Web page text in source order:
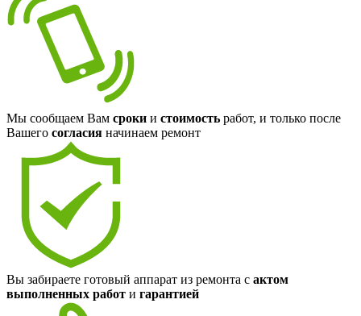
Мы сообщаем Вам сроки и стоимость работ, и только после
Вашего согласия начинаем ремонт
Вы забираете готовый аппарат из ремонта с актом
выполненных работ и гарантией